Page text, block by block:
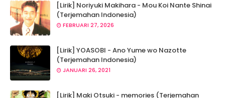
[Lirik] Noriyuki Makihara - Mou Koi Nante Shinai
(Terjemahan Indonesia)
FEBRUARI 27, 2026
[Lirik] YOASOBI - Ano Yume wo Nazotte
(Terjemahan Indonesia)
JANUARI 26, 2021
[Lirik] Maki Otsuki - memories (Terjemahan